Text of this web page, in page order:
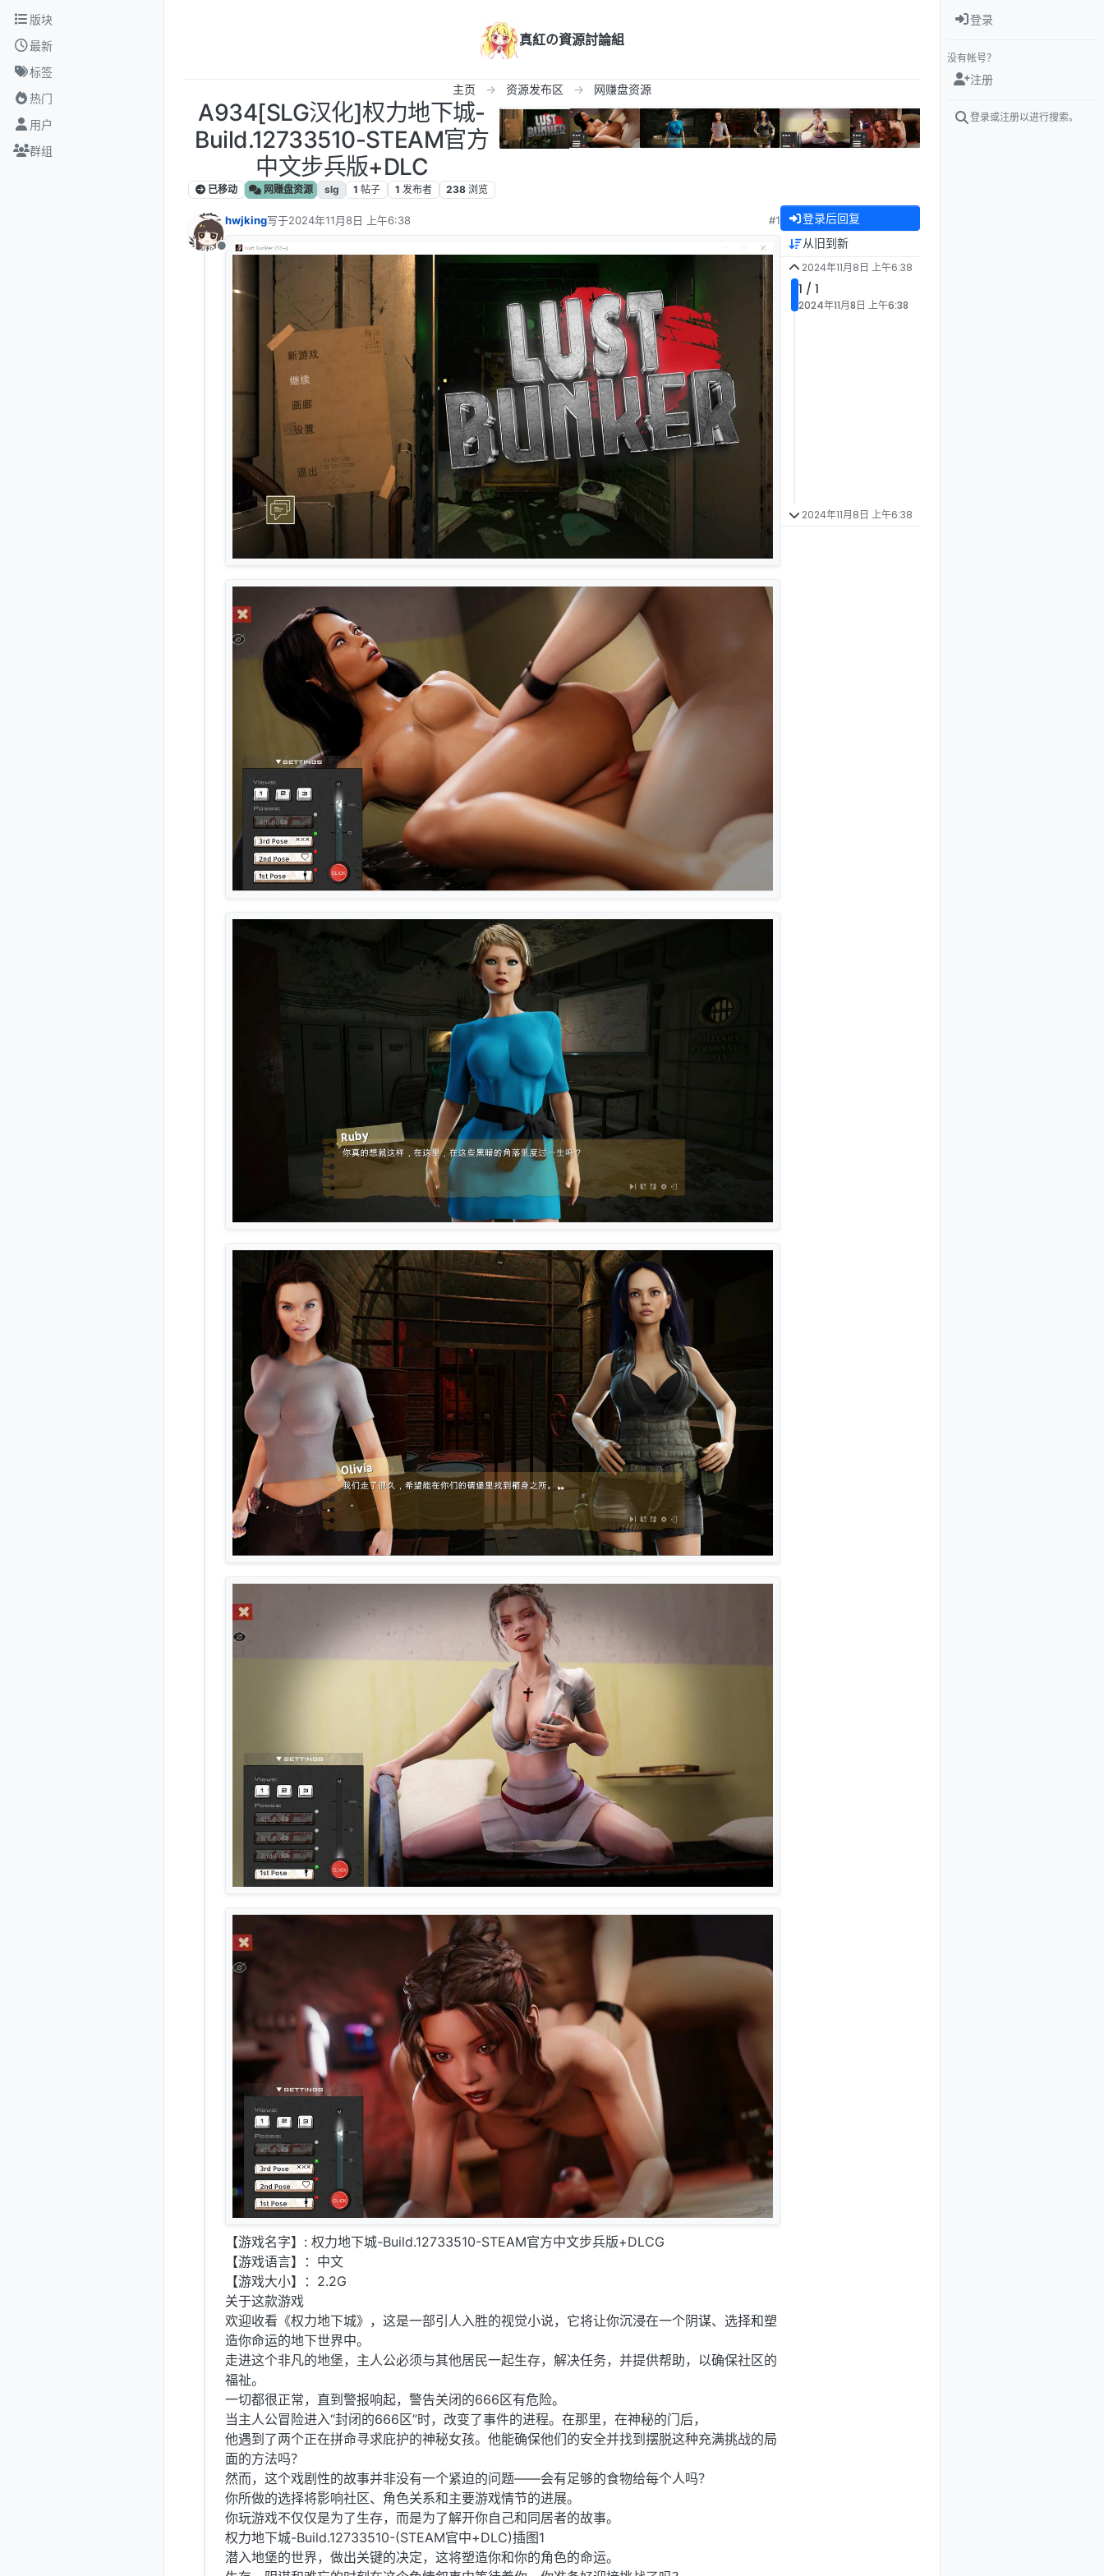
跳转至内容
版块
最新
标签
热门
用户
群组
真紅の資源討論組
主页 资源发布区 网赚盘资源
A934[SLG汉化]权力地下城-
Build.12733510-STEAM官方
中文步兵版+DLC
已移动 网赚盘资源 slg 1 帖子 1 发布者 238 浏览
离线
hwjking写于2024年11月8日 上午6:38
最后由 编辑
#1
【游戏名字】: 权力地下城-Build.12733510-STEAM官方中文步兵版+DLCG
【游戏语言】：中文
【游戏大小】：2.2G
关于这款游戏
欢迎收看《权力地下城》，这是一部引人入胜的视觉小说，它将让你沉浸在一个阴谋、选择和塑
造你命运的地下世界中。
走进这个非凡的地堡，主人公必须与其他居民一起生存，解决任务，并提供帮助，以确保社区的
福祉。
一切都很正常，直到警报响起，警告关闭的666区有危险。
当主人公冒险进入“封闭的666区”时，改变了事件的进程。在那里，在神秘的门后，
他遇到了两个正在拼命寻求庇护的神秘女孩。他能确保他们的安全并找到摆脱这种充满挑战的局
面的方法吗？
然而，这个戏剧性的故事并非没有一个紧迫的问题——会有足够的食物给每个人吗？
你所做的选择将影响社区、角色关系和主要游戏情节的进展。
你玩游戏不仅仅是为了生存，而是为了解开你自己和同居者的故事。
权力地下城-Build.12733510-(STEAM官中+DLC)插图1
潜入地堡的世界，做出关键的决定，这将塑造你和你的角色的命运。
登录后回复
从旧到新
2024年11月8日 上午6:38
1 / 1
2024年11月8日 上午6:38
2024年11月8日 上午6:38
登录
没有帐号？
注册
登录或注册以进行搜索。